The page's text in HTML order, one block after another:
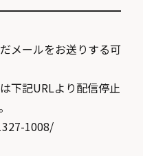
メールをお送りする可
下記URLより配信停止
1008/